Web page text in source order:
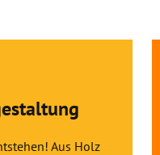
Aus Holz